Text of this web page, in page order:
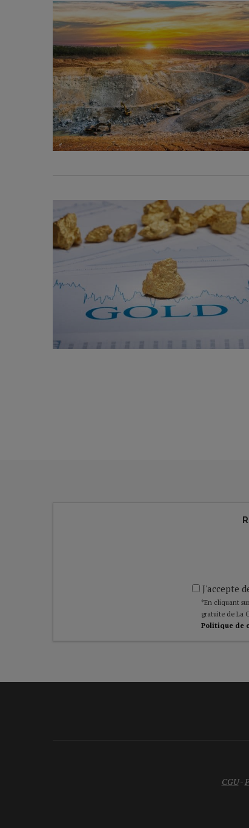
J'accepte
*En cliquant
gratuite de La
Politique de
CGU-